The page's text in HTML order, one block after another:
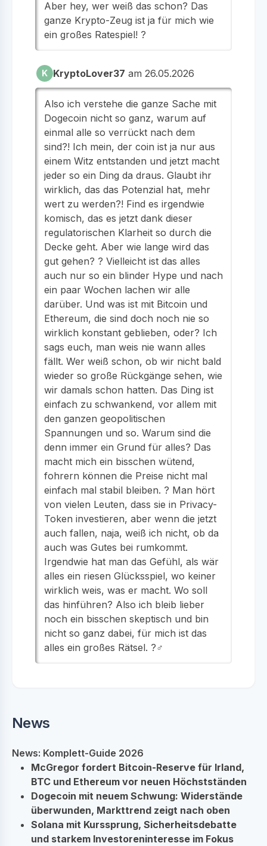
Aber hey, wer weiß das schon? Das
ganze Krypto-Zeug ist ja für mich wie
ein großes Ratespiel! ?
K KryptoLover37 am 26.05.2026
Also ich verstehe die ganze Sache mit
Dogecoin nicht so ganz, warum auf
einmal alle so verrückt nach dem
sind?! Ich mein, der coin ist ja nur aus
einem Witz entstanden und jetzt macht
jeder so ein Ding da draus. Glaubt ihr
wirklich, das das Potenzial hat, mehr
wert zu werden?! Find es irgendwie
komisch, das es jetzt dank dieser
regulatorischen Klarheit so durch die
Decke geht. Aber wie lange wird das
gut gehen? ? Vielleicht ist das alles
auch nur so ein blinder Hype und nach
ein paar Wochen lachen wir alle
darüber. Und was ist mit Bitcoin und
Ethereum, die sind doch noch nie so
wirklich konstant geblieben, oder? Ich
sags euch, man weis nie wann alles
fällt. Wer weiß schon, ob wir nicht bald
wieder so große Rückgänge sehen, wie
wir damals schon hatten. Das Ding ist
einfach zu schwankend, vor allem mit
den ganzen geopolitischen
Spannungen und so. Warum sind die
denn immer ein Grund für alles? Das
macht mich ein bisschen wütend,
fohrern können die Preise nicht mal
einfach mal stabil bleiben. ? Man hört
von vielen Leuten, dass sie in Privacy-
Token investieren, aber wenn die jetzt
auch fallen, naja, weiß ich nicht, ob da
auch was Gutes bei rumkommt.
Irgendwie hat man das Gefühl, als wär
alles ein riesen Glücksspiel, wo keiner
wirklich weis, was er macht. Wo soll
das hinführen? Also ich bleib lieber
noch ein bisschen skeptisch und bin
nicht so ganz dabei, für mich ist das
alles ein großes Rätsel. ?️‍♂️
News
News: Komplett-Guide 2026
McGregor fordert Bitcoin-Reserve für Irland,
BTC und Ethereum vor neuen Höchstständen
Dogecoin mit neuem Schwung: Widerstände
überwunden, Markttrend zeigt nach oben
Solana mit Kurssprung, Sicherheitsdebatte
und starkem Investoreninteresse im Fokus